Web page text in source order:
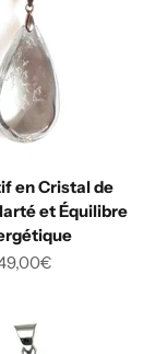
en Cristal de
et Équilibre
de vente